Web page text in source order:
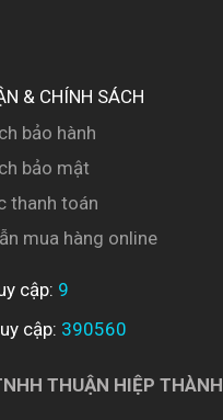
& CHÍNH SÁCH
bảo hành
bảo mật
thanh toán
mua hàng online
cập: 9
cập: 390560
THUẬN HIỆP THÀNH